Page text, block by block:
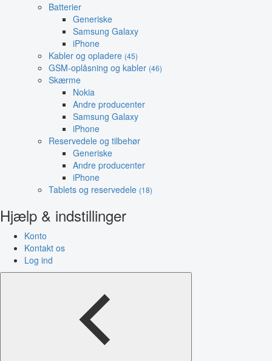
Batterier
Generiske
Samsung Galaxy
iPhone
Kabler og opladere (45)
GSM-oplåsning og kabler (46)
Skærme
Nokia
Andre producenter
Samsung Galaxy
iPhone
Reservedele og tilbehør
Generiske
Andre producenter
iPhone
Tablets og reservedele (18)
Hjælp & indstillinger
Konto
Kontakt os
Log ind